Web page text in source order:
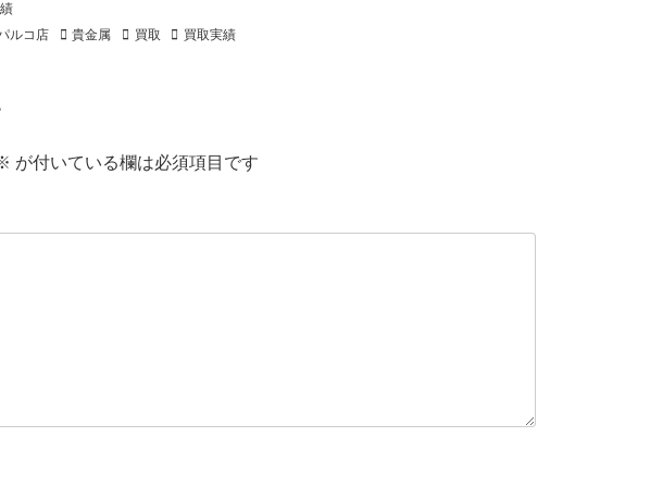
ルコ店 貴金属 買取 買取実績
が付いている欄は必須項目です